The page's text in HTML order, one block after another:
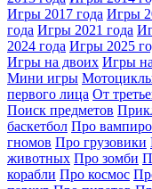
Игры 2017 года Игры
года Игры 2021 года
2024 года Игры 2025
Игры на двоих Игры
Мини игры
первого лица От
Поиск предметов
баскетбол Про
гномов Про грузовики
животных Про зомби
корабли Про космос